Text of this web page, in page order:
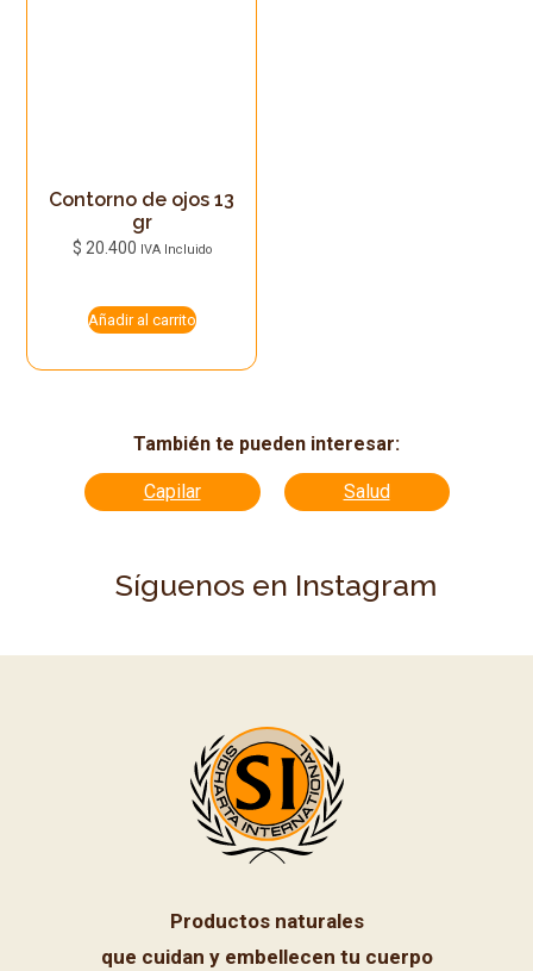
Contorno de ojos 13
gr
$ 20.400 IVA Incluido
Añadir al carrito
También te pueden interesar:
Capilar Salud
Síguenos en Instagram
Productos naturales
que cuidan y embellecen tu cuerpo